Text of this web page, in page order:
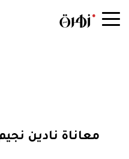
معاناة نادين